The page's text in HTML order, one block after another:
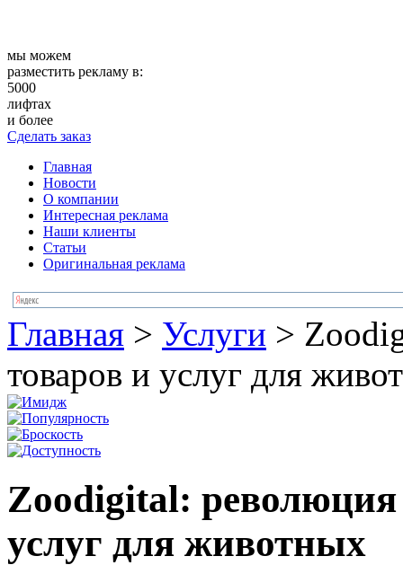
мы можем
разместить рекламу в:
5000
лифтах
и более
Сделать заказ
Главная
Новости
О компании
Интересная реклама
Наши клиенты
Статьи
Оригинальная реклама
Главная > Услуги >
товаров и услуг для
Zoodigital:
услуг для животных